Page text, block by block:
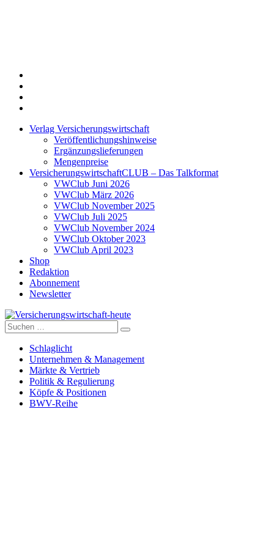
Verlag Versicherungswirtschaft
Veröffentlichungshinweise
Ergänzungslieferungen
Mengenpreise
VersicherungswirtschaftCLUB – Das Talkformat
VWClub Juni 2026
VWClub März 2026
VWClub November 2025
VWClub Juli 2025
VWClub November 2024
VWClub Oktober 2023
VWClub April 2023
Shop
Redaktion
Abonnement
Newsletter
Versicherungswirtschaft-heute
Suche
nach:
Schlaglicht
Unternehmen & Management
Märkte & Vertrieb
Politik & Regulierung
Köpfe & Positionen
BWV-Reihe